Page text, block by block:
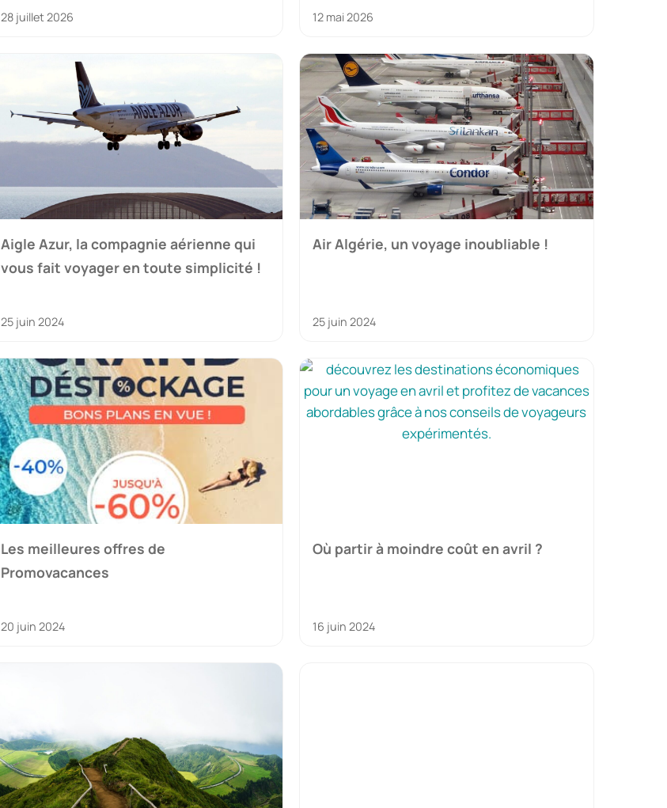
28 juillet 2026 12 mai 2026
Aigle Azur, la compagnie aérienne qui
vous fait voyager en toute simplicité !
25 juin 2024
Air Algérie, un voyage inoubliable !
25 juin 2024
Les meilleures offres de
Promovacances
20 juin 2024
Où partir à moindre coût en avril ?
16 juin 2024